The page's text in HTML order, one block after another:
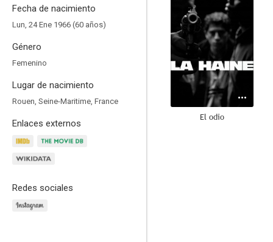
Fecha de nacimiento
Lun, 24 Ene 1966 (60 años)
Género
Femenino
Lugar de nacimiento
Rouen, Seine-Maritime, France
Enlaces externos
Redes sociales
El odio